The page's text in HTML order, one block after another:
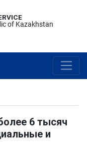
of Kazakhstan
6 тысяч
и